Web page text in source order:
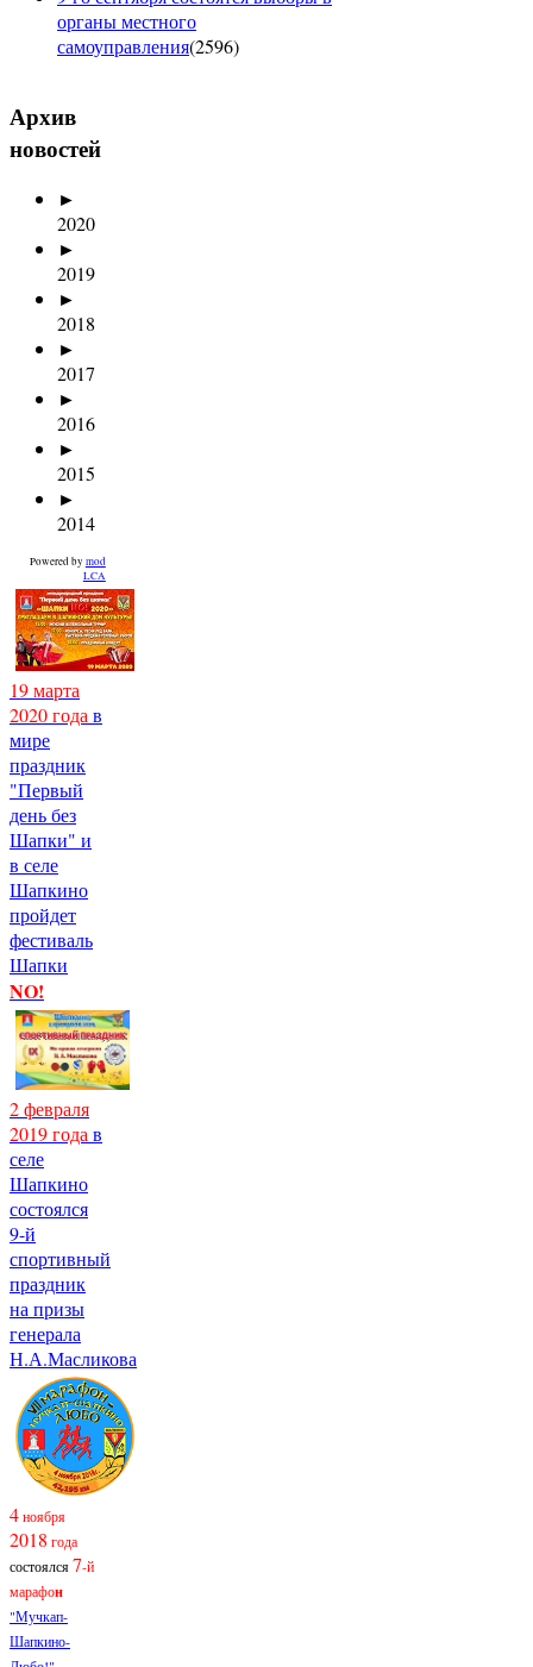
органы местного
самоуправления(2596)
Архив
новостей
►
2020
►
2019
►
2018
►
2017
►
2016
►
2015
►
2014
Powered by mod
LCA
19 марта
2020 годав
мире
праздник
"Первый
день без
Шапки" и
в селе
Шапкино
пройдет
фестиваль
Шапки
NO!
2 февраля
2019 годав
селе
Шапкино
состоялся
9-й
спортивный
праздник
на призы
генерала
Н.А.Масликова
4ноября
2018 года
состоялся7-й
марафон
"Мучкап-
Шапкино-